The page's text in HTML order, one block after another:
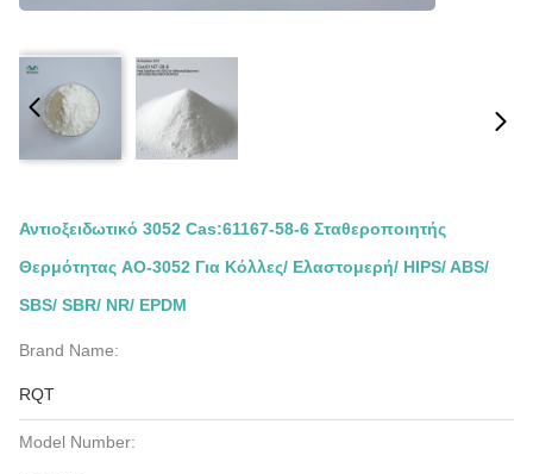
Αντιοξειδωτικό 3052 Cas:61167-58-6 Σταθεροποιητής
Θερμότητας AO-3052 Για Κόλλες/ Ελαστομερή/ HIPS/ ABS/
SBS/ SBR/ NR/ EPDM
Brand Name:
RQT
Model Number: